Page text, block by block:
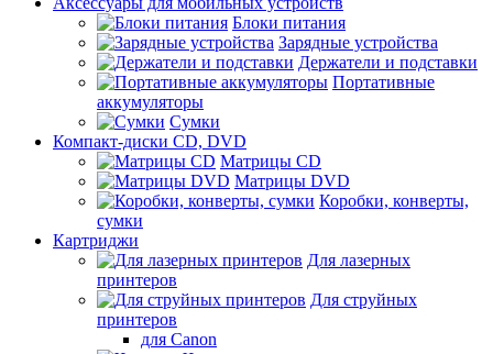
Блоки питания
Зарядные устройства
Держатели и подставки
Портативные
аккумуляторы
Сумки
Компакт-диски CD, DVD
Матрицы CD
Матрицы DVD
Коробки, конверты,
сумки
Картриджи
Для лазерных
принтеров
Для струйных
принтеров
для Canon